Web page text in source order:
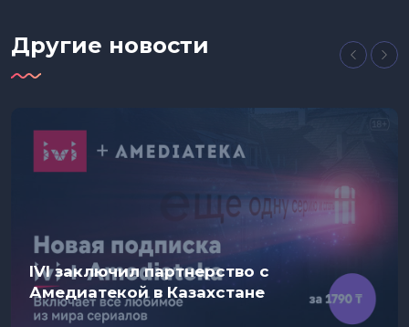
Другие новости
IVI заключил партнерство с
Амедиатекой в Казахстане